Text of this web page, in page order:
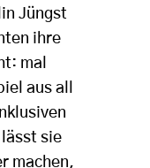
Jüngst
ihre
mal
aus all
lässt sie
machen,